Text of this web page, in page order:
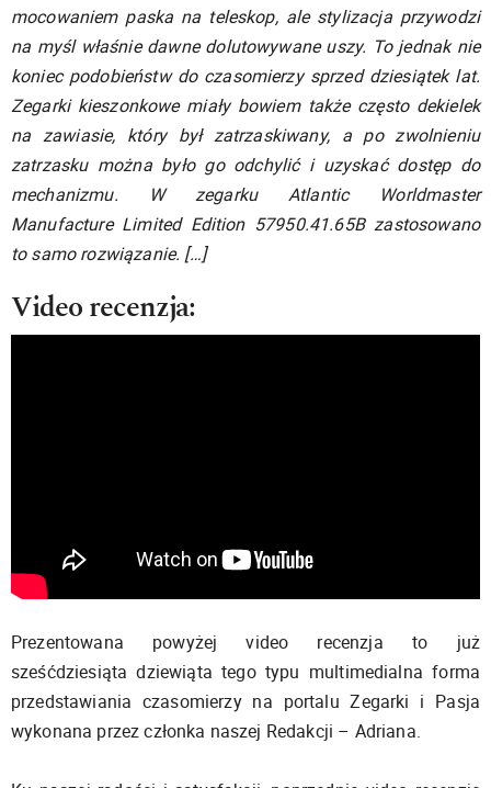
mocowaniem paska na teleskop, ale stylizacja przywodzi
na myśl właśnie dawne dolutowywane uszy. To jednak nie
koniec podobieństw do czasomierzy sprzed dziesiątek lat.
Zegarki kieszonkowe miały bowiem także często dekielek
na zawiasie, który był zatrzaskiwany, a po zwolnieniu
zatrzasku można było go odchylić i uzyskać dostęp do
mechanizmu. W zegarku Atlantic Worldmaster
Manufacture Limited Edition 57950.41.65B zastosowano
to samo rozwiązanie. […]
Video recenzja:
Prezentowana powyżej video recenzja to już
sześćdziesiąta dziewiąta tego typu multimedialna forma
przedstawiania czasomierzy na portalu Zegarki i Pasja
wykonana przez członka naszej Redakcji – Adriana.